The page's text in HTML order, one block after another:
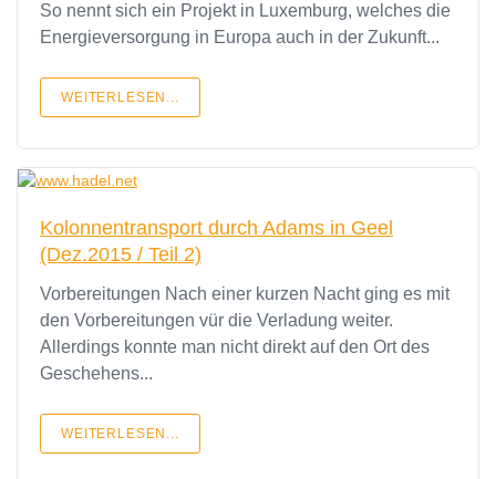
So nennt sich ein Projekt in Luxemburg, welches die
Energieversorgung in Europa auch in der Zukunft...
WEITERLESEN...
Kolonnentransport durch Adams in Geel
(Dez.2015 / Teil 2)
Vorbereitungen Nach einer kurzen Nacht ging es mit
den Vorbereitungen vür die Verladung weiter.
Allerdings konnte man nicht direkt auf den Ort des
Geschehens...
WEITERLESEN...